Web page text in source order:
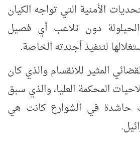
الأمنية التي تواجه الكيان
دون تلاعب أي فصيل
لتنفيذ أجندته الخاصة.
المثير للانقسام والذي كان
المحكمة العليا، والذي سبق
حاشدة في الشوارع كانت هي